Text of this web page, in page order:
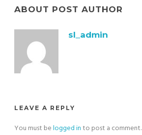
ABOUT POST AUTHOR
sl_admin
LEAVE A REPLY
You must belogged into post a comment.